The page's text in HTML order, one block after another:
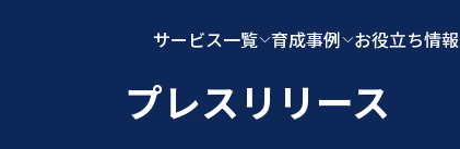
サービス一覧 育成事例 お役立ち情報
プレスリリース